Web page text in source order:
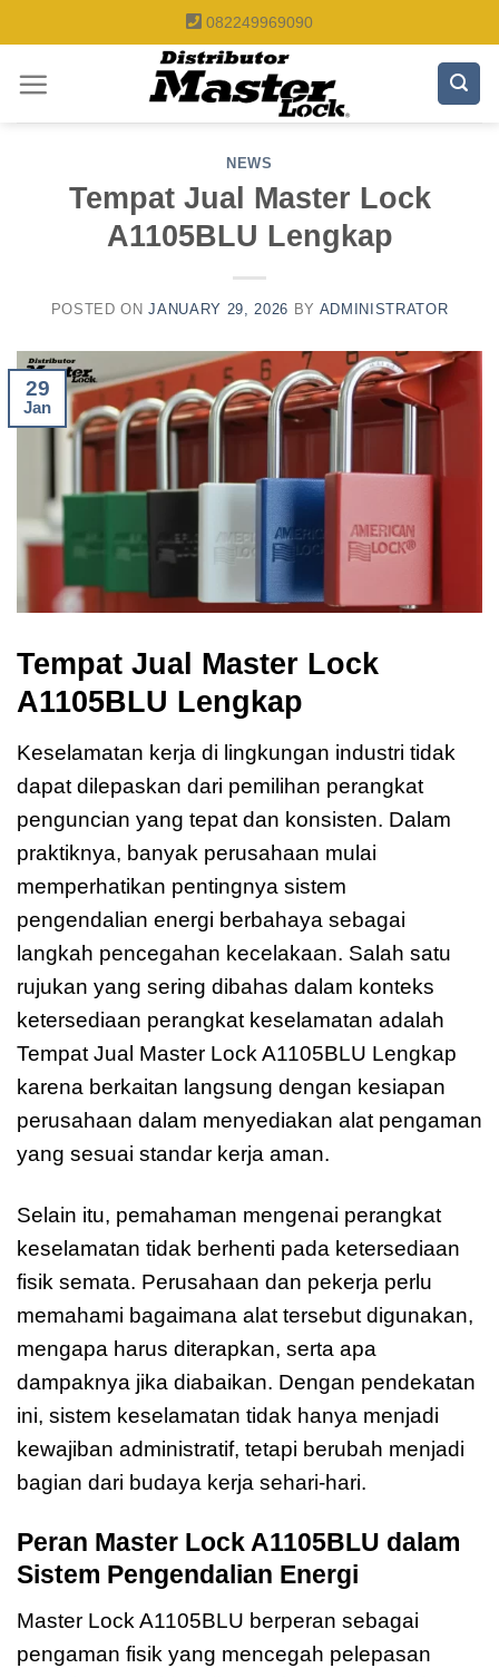
to
content
082249969090
NEWS
Tempat Jual Master Lock
A1105BLU Lengkap
POSTED ONJANUARY 29, 2026 BY ADMINISTRATOR
29
Jan
Tempat Jual Master Lock
A1105BLU Lengkap
Keselamatan kerja di lingkungan industri tidak
dapat dilepaskan dari pemilihan perangkat
penguncian yang tepat dan konsisten. Dalam
praktiknya, banyak perusahaan mulai
memperhatikan pentingnya sistem
pengendalian energi berbahaya sebagai
langkah pencegahan kecelakaan. Salah satu
rujukan yang sering dibahas dalam konteks
ketersediaan perangkat keselamatan adalah
Tempat Jual Master Lock A1105BLU Lengkap
karena berkaitan langsung dengan kesiapan
perusahaan dalam menyediakan alat pengaman
yang sesuai standar kerja aman.
Selain itu, pemahaman mengenai perangkat
keselamatan tidak berhenti pada ketersediaan
fisik semata. Perusahaan dan pekerja perlu
memahami bagaimana alat tersebut digunakan,
mengapa harus diterapkan, serta apa
dampaknya jika diabaikan. Dengan pendekatan
ini, sistem keselamatan tidak hanya menjadi
kewajiban administratif, tetapi berubah menjadi
bagian dari budaya kerja sehari-hari.
Peran Master Lock A1105BLU dalam
Sistem Pengendalian Energi
Master Lock A1105BLU berperan sebagai
pengaman fisik yang mencegah pelepasan